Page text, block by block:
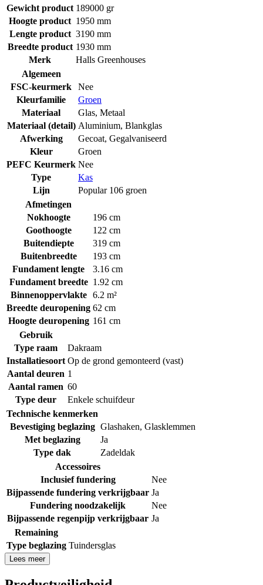
Gewicht product 189000 gr
Hoogte product 1950 mm
Lengte product 3190 mm
Breedte product 1930 mm
Merk
Halls Greenhouses
Algemeen
FSC-keurmerk
Nee
Kleurfamilie
Groen
Materiaal
Glas, Metaal
Materiaal (detail) Aluminium, Blankglas
Afwerking
Gecoat, Gegalvaniseerd
Kleur
Groen
PEFC Keurmerk Nee
Type
Kas
Lijn
Popular 106 groen
Afmetingen
Nokhoogte
196 cm
Goothoogte
122 cm
Buitendiepte
319 cm
Buitenbreedte
193 cm
Fundament lengte
3.16 cm
Fundament breedte 1.92 cm
Binnenoppervlakte
6.2 m²
Breedte deuropening 62 cm
Hoogte deuropening 161 cm
Gebruik
Type raam
Dakraam
Installatiesoort Op de grond gemonteerd (vast)
Aantal deuren 1
Aantal ramen 60
Type deur
Enkele schuifdeur
Technische kenmerken
Bevestiging beglazing Glashaken, Glasklemmen
Met beglazing
Ja
Type dak
Zadeldak
Accessoires
Inclusief fundering
Nee
Bijpassende fundering verkrijgbaar Ja
Fundering noodzakelijk
Nee
Bijpassende regenpijp verkrijgbaar Ja
Remaining
Type beglazing Tuindersglas
Lees meer